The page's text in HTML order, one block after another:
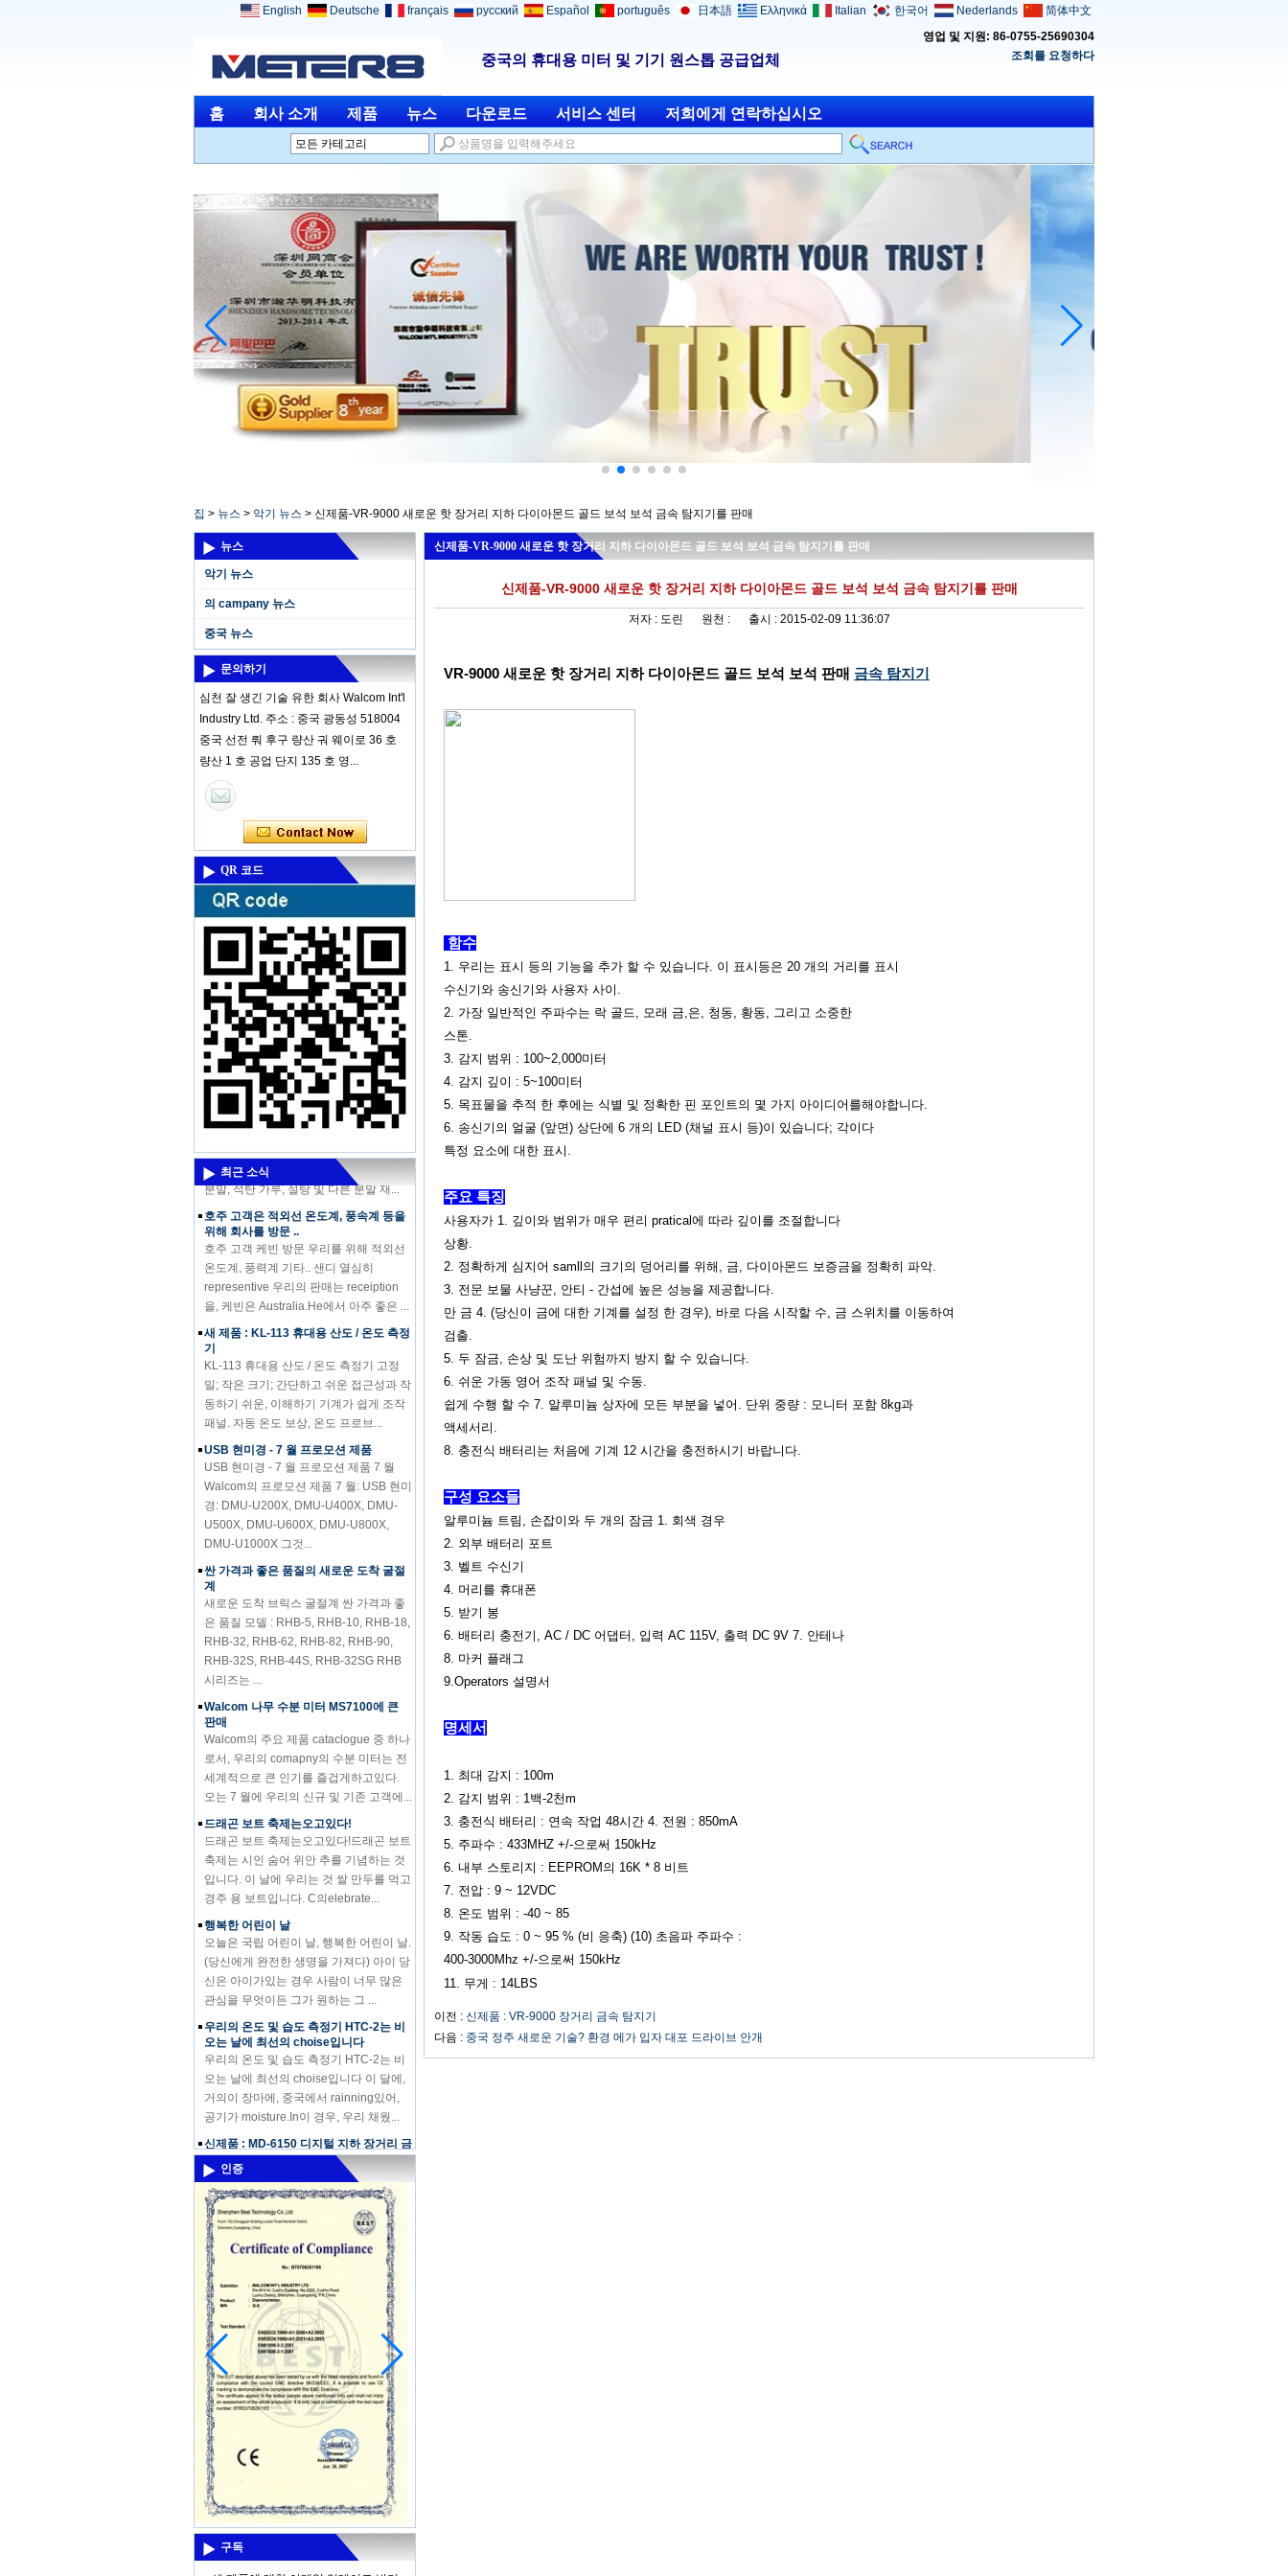
중국의 휴대용 미터 및 기기 원스톱 공급업체
영업 및 지원: 86-0755-25690304
조회를 요청하다
English Deutsche français русский Español português 日本語 Ελληνικά Italian 한국어 Nederlands 简体中文
홈 회사 소개 제품 뉴스 다운로드 서비스 센터 저희에게 연락하십시오
모든 카테고리
분석 장비L
환경 계측기L
광학 기기L
물리적 측정L
도구를 측정 및 측정하는
L
기타 측정 및 분석L
의료 기기L
보석 공구L
단종 제품L
Home ElectronicsL
집 > 뉴스 > 악기 뉴스 > 신제품-VR-9000 새로운 핫 장거리 지하 다이아몬드 골드 보석 보석 금속 탐지기를 판매
뉴스
악기 뉴스
의 campany 뉴스
중국 뉴스
문의하기
심천 잘 생긴 기술 유한 회사 Walcom Int'l
Industry Ltd. 주소 : 중국 광동성 518004
중국 선전 뤄 후구 량산 궈 웨이로 36 호
량산 1 호 공업 단지 135 호 영...
QR 코드
최근 소식
오는 강력한 신제품 - 고주파 수분 측정기
오는 강력한 신제품 - 고주파 수분 측정기
에 사용되는 수분 토양은 모래, 화학 합성
분말, 석탄 가루, 설탕 및 다른 분말 재...
위해 회사를 방문 ..
호주 고객 케빈 방문 우리를 위해 적외선
온도계, 풍력계 기타.. 샌디 열심히
representive 우리의 판매는 receiption
을, 케빈은 Australia.He에서 아주 좋은 ...
기
KL-113 휴대용 산도 / 온도 측정기 고정
밀; 작은 크기; 간단하고 쉬운 접근성과 작
동하기 쉬운, 이해하기 기계가 쉽게 조작
패널. 자동 온도 보상, 온도 프로브...
USB 현미경 - 7 월 프로모션 제품 7 월
Walcom의 프로모션 제품 7 월: USB 현미
경: DMU-U200X, DMU-U400X, DMU-
U500X, DMU-U600X, DMU-U800X,
DMU-U1000X 그것...
계
새로운 도착 브릭스 굴절계 싼 가격과 좋
은 품질 모델 : RHB-5, RHB-10, RHB-18,
RHB-32, RHB-62, RHB-82, RHB-90,
RHB-32S, RHB-44S, RHB-32SG RHB
시리즈는 ...
판매
Walcom의 주요 제품 cataclogue 중 하나
로서, 우리의 comapny의 수분 미터는 전
세계적으로 큰 인기를 즐겁게하고있다.
오는 7 월에 우리의 신규 및 기존 고객에...
드래곤 보트 축제는오고있다!드래곤 보트
축제는 시인 숨어 위안 추를 기념하는 것
입니다. 이 날에 우리는 것 쌀 만두를 먹고
경주 용 보트입니다. C의elebrate...
오늘은 국립 어린이 날, 행복한 어린이 날.
(당신에게 완전한 생명을 가져다) 아이 당
신은 아이가있는 경우 사람이 너무 많은
관심을 무엇이든 그가 원하는 그 ...
오는 날에 최선의 choise입니다
우리의 온도 및 습도 측정기 HTC-2는 비
오는 날에 최선의 choise입니다 이 달에,
거의이 장마에, 중국에서 rainning있어,
공기가 moisture.In이 경우, 우리 채웠...
속 탐지기
MD-6150 디지털 지하 장거리 금속 탐지
기특징 그래픽 대상 ID 커서 (12 세그먼
트) 디scrimination은 : 노치 거부 / 허용 전
자 정확히 파악 감도, 깊이 조정 배터...
Thermal imaging camera
Display:2.8" color display
Resolutiuon:60x60 Thermal
sensitivity:0.15'C Temperature
range:-20'C~300'C(-4'F- 572'F)
Measuring accuracy:+/-2% digit...
3.5 inch LCD screen for viewing
Display type: 3.5 inch TFT LCD display
(color) Screen resolution: QVGA
(320x240) Brightness: 250cd/M, can not
be adjusted Can not be adjusted, cont...
보청기를 보존하는 8 개의 Mothods
첫째, 제대로 보청기를 착용하는 방법, 단
지 짧은해야 시간을 착용 시작, 약간 시끄
러운 환경 적응이 또한 반대 방으로 갈 수
있다, 당신은 시간을 입고 높일 수 ...
Industrial endoscope
인증
구독
신제품-VR-9000 새로운 핫 장거리 지하 다이아몬드 골드 보석 보석 금속 탐지기를 판매
신제품-VR-9000 새로운 핫 장거리 지하 다이아몬드 골드 보석 보석 금속 탐지기를 판매
저자 : 도린 원천 : 출시 : 2015-02-09 11:36:07
VR-9000 새로운 핫 장거리 지하 다이아몬드 골드 보석 보석 판매 금속 탐지기
함수
1. 우리는 표시 등의 기능을 추가 할 수 있습니다. 이 표시등은 20 개의 거리를 표시
수신기와 송신기와 사용자 사이.
2. 가장 일반적인 주파수는 락 골드, 모래 금,은, 청동, 황동, 그리고 소중한
스톤.
3. 감지 범위 : 100~2,000미터
4. 감지 깊이 : 5~100미터
5. 목표물을 추적 한 후에는 식별 및 정확한 핀 포인트의 몇 가지 아이디어를해야합니다.
6. 송신기의 얼굴 (앞면) 상단에 6 개의 LED (채널 표시 등)이 있습니다; 각이다
특정 요소에 대한 표시.
주요 특징
사용자가 1. 깊이와 범위가 매우 편리 pratical에 따라 깊이를 조절합니다
상황.
2. 정확하게 심지어 samll의 크기의 덩어리를 위해, 금, 다이아몬드 보증금을 정확히 파악.
3. 전문 보물 사냥꾼, 안티 - 간섭에 높은 성능을 제공합니다.
만 금 4. (당신이 금에 대한 기계를 설정 한 경우), 바로 다음 시작할 수, 금 스위치를 이동하여
검출.
5. 두 잠금, 손상 및 도난 위험까지 방지 할 수 있습니다.
6. 쉬운 가동 영어 조작 패널 및 수동.
쉽게 수행 할 수 7. 알루미늄 상자에 모든 부분을 넣어. 단위 중량 : 모니터 포함 8kg과
액세서리.
8. 충전식 배터리는 처음에 기계 12 시간을 충전하시기 바랍니다.
구성 요소들
알루미늄 트림, 손잡이와 두 개의 잠금 1. 회색 경우
2. 외부 배터리 포트
3. 벨트 수신기
4. 머리를 휴대폰
5. 받기 봉
6. 배터리 충전기, AC / DC 어댑터, 입력 AC 115V, 출력 DC 9V 7. 안테나
8. 마커 플래그
9.Operators 설명서
명세서
1. 최대 감지 : 100m
2. 감지 범위 : 1백-2천m
3. 충전식 배터리 : 연속 작업 48시간 4. 전원 : 850mA
5. 주파수 : 433MHZ +/-으로써 150kHz
6. 내부 스토리지 : EEPROM의 16K * 8 비트
7. 전압 : 9 ~ 12VDC
8. 온도 범위 : -40 ~ 85
9. 작동 습도 : 0 ~ 95 % (비 응축) (10) 초음파 주파수 :
400-3000Mhz +/-으로써 150kHz
11. 무게 : 14LBS
이전 : 신제품 : VR-9000 장거리 금속 탐지기
다음 : 중국 정주 새로운 기술? 환경 메가 입자 대포 드라이브 안개